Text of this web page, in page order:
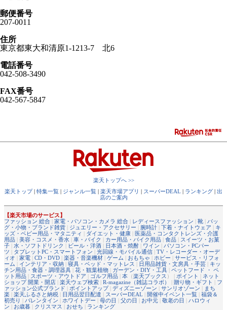
郵便番号
207-0011
住所
東京都東大和清原1-1213-7 北6
電話番号
042-508-3490
FAX番号
042-567-5847
楽天トップへ >>
楽天トップ| 特集一覧 | ジャンル一覧 | 楽天市場アプリ | スーパーDEAL | ランキング | 出
店のご案内
【楽天市場のサービス】
ファッション 総合 | 家電・パソコン・カメラ 総合 | レディースファッション | 靴 | バッ
グ・小物・ブランド雑貨 | ジュエリー・アクセサリー | 腕時計 | 下着・ナイトウェア | キ
ッズ・ベビー用品・マタニティ | ダイエット・健康 | 医薬品・コンタクトレンズ・介護
用品 | 美容・コスメ・香水 | 車・バイク | カー用品・バイク用品 | 食品 | スイーツ・お菓
子 | 水・ソフトドリンク | ビール・洋酒 | 日本酒・焼酎 | ワイン | パソコン・PCパー
ツ | タブレットPC・スマートフォン | 光回線・モバイル通信 | TV・レコーダー・オーデ
ィオ | 家電 | CD・DVD | 楽器・音楽機材 | ゲーム | おもちゃ | ホビー | サービス・リフォ
ーム | インテリア・収納 | 寝具・ベッド・マットレス | 日用品雑貨・文房具・手芸 | キッ
チン用品・食器・調理器具 | 花・観葉植物 | ガーデン・DIY・工具 | ペットフード ・ ペ
ット用品 | スポーツ・アウトドア | ゴルフ用品 | 本 （楽天ブックス ） | ポイント | ネット
ショップ 開業・開店 | 楽天ウェブ検索 | R-magazine（雑誌コラボ） | 贈り物・ギフト | フ
ァッション公式ブランド | ポイントアップ| ディズニーゾーン | サンリオゾーン | まち
楽 | 楽天ふるさと納税 | 日用品翌日配達 | スーパーDEAL | 開催中イベント一覧 | 福袋＆
初売り | バレンタイン | ホワイトデー | 母の日 | 父の日 | お中元 | 敬老の日 | ハロウィ
ン | お歳暮 | クリスマス | おせち | ランキング